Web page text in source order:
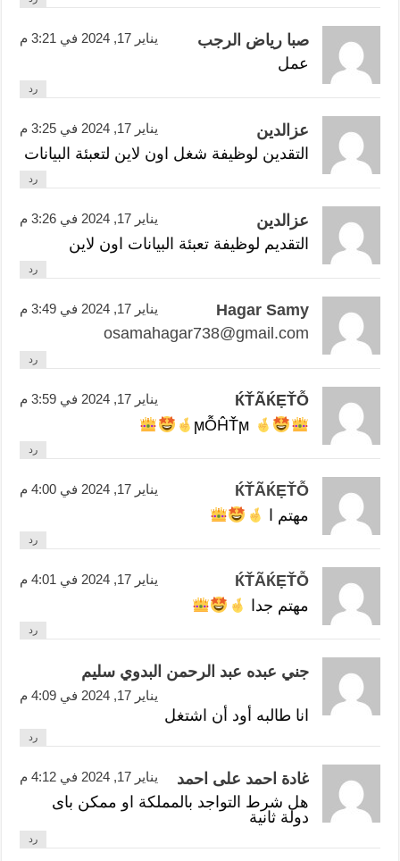
صبا رياض الرجب يناير 17, 2024 في 3:21 م
عمل
رد
عزالدين يناير 17, 2024 في 3:25 م
التقدين لوظيفة شغل اون لاين لتعبئة البيانات
رد
عزالدين يناير 17, 2024 في 3:26 م
التقديم لوظيفة تعبئة البيانات اون لاين
رد
Hagar Samy يناير 17, 2024 في 3:49 م
osamahagar738@gmail.com
رد
ЌŤÃЌẸŤỖ يناير 17, 2024 في 3:59 م
رد
ЌŤÃЌẸŤỖ يناير 17, 2024 في 4:00 م
مهتم ا
رد
ЌŤÃЌẸŤỖ يناير 17, 2024 في 4:01 م
مهتم جدا
رد
جني عبده عبد الرحمن البدوي سليم
يناير 17, 2024 في 4:09 م
انا طالبه أود أن اشتغل
رد
غادة احمد على احمد يناير 17, 2024 في 4:12 م
هل شرط التواجد بالمملكة او ممكن باى
دولة ثانية
رد